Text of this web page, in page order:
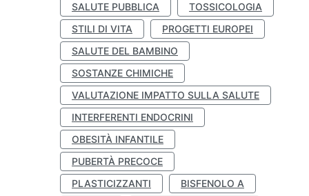
SALUTE PUBBLICA
TOSSICOLOGIA
STILI DI VITA
PROGETTI EUROPEI
SALUTE DEL BAMBINO
SOSTANZE CHIMICHE
VALUTAZIONE IMPATTO SULLA SALUTE
INTERFERENTI ENDOCRINI
OBESITÀ INFANTILE
PUBERTÀ PRECOCE
PLASTICIZZANTI
BISFENOLO A